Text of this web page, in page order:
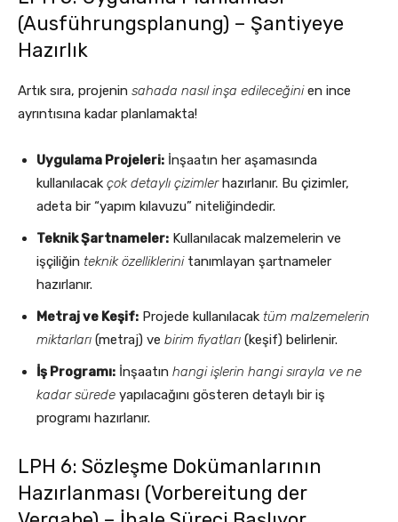
(Ausführungsplanung) – Şantiyeye
Hazırlık
Artık sıra, projenin sahada nasıl inşa edileceğinien ince
ayrıntısına kadar planlamakta!
Uygulama Projeleri: İnşaatın her aşamasında
kullanılacak çok detaylı çizimlerhazırlanır. Bu çizimler,
adeta bir “yapım kılavuzu” niteliğindedir.
Teknik Şartnameler: Kullanılacak malzemelerin ve
işçiliğin teknik özelliklerinitanımlayan şartnameler
hazırlanır.
Metraj ve Keşif: Projede kullanılacak tüm malzemelerin
miktarları (metraj) ve birim fiyatları (keşif) belirlenir.
İş Programı: İnşaatın hangi işlerin hangi sırayla ve ne
kadar sürede yapılacağını gösteren detaylı bir iş
programı hazırlanır.
LPH 6: Sözleşme Dokümanlarının
Hazırlanması (Vorbereitung der